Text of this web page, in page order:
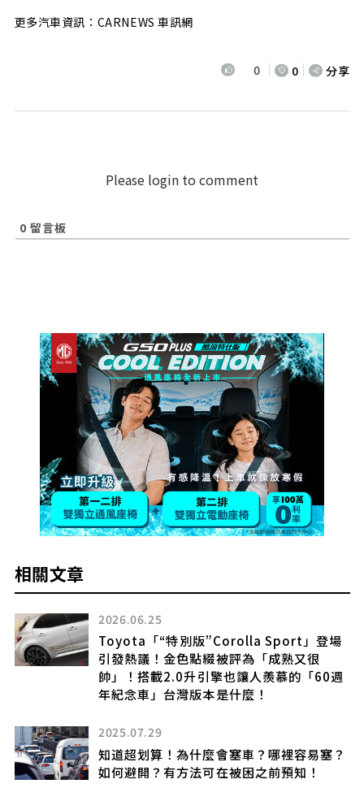
更多汽車資訊：CARNEWS 車訊網
0 0 分享
Please login to comment
0 留言板
相關文章
2026.06.25
Toyota「“特別版”Corolla Sport」登場
引發熱議！金色點綴被評為「成熟又很
帥」！搭載2.0升引擎也讓人羨慕的「60週
年紀念車」台灣版本是什麼！
2025.07.29
知道超划算！為什麼會塞車？哪裡容易塞？
如何避開？有方法可在被困之前預知！